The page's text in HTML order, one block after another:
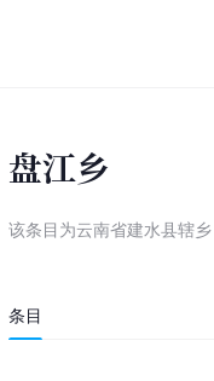
盘江乡
该条目为云南省建水县辖乡
条目